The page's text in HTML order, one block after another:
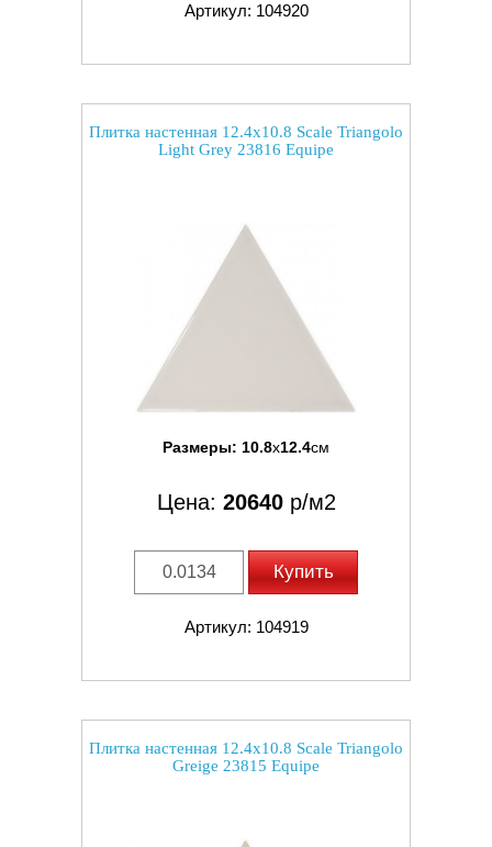
Артикул: 104920
Плитка настенная 12.4x10.8 Scale Triangolo
Light Grey 23816 Equipe
Размеры: 10.8x12.4см
Цена: 20640р/м2
Купить
Артикул: 104919
Плитка настенная 12.4x10.8 Scale Triangolo
Greige 23815 Equipe